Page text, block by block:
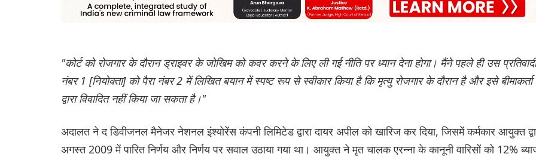
"कोर्ट को रोजगार के दौरान ड्राइवर के जोखिम को कवर करने के लिए ली गई नीति पर ध्यान देना होगा। मैंने पहले ही उस प्रतिवादी
नंबर 1 [नियोक्ता] को पैरा नंबर 2 में लिखित बयान में स्पष्ट रूप से स्वीकार किया है कि मृत्यु रोजगार के दौरान है और इसे बीमाकर्ता
द्वारा विवादित नहीं किया जा सकता है।"
अदालत ने द डिवीजनल मैनेजर नेशनल इंश्योरेंस कंपनी लिमिटेड द्वारा दायर अपील को खारिज कर दिया, जिसमें कर्मकार आयुक्त
अगस्त 2009 में पारित निर्णय और निर्णय पर सवाल उठाया गया था। आयुक्त ने मृत चालक एरन्ना के कानूनी वारिसों को 12%